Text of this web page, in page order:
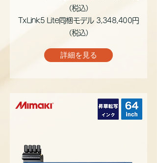
（税込）
TxLink5 Lite同梱モデル 3,348,400円
（税込）
詳細を見る